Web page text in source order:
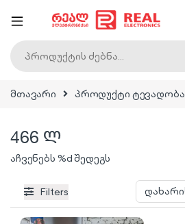
მთავარი პროდუქტი ტევადობა
466 ლ
აჩვენებს %d შედეგს
Filters